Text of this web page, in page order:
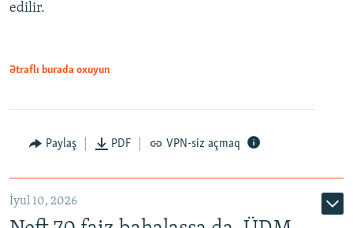
edilir.
Ətraflı burada oxuyun
Paylaş PDF VPN-siz açmaq
İyul 10, 2026